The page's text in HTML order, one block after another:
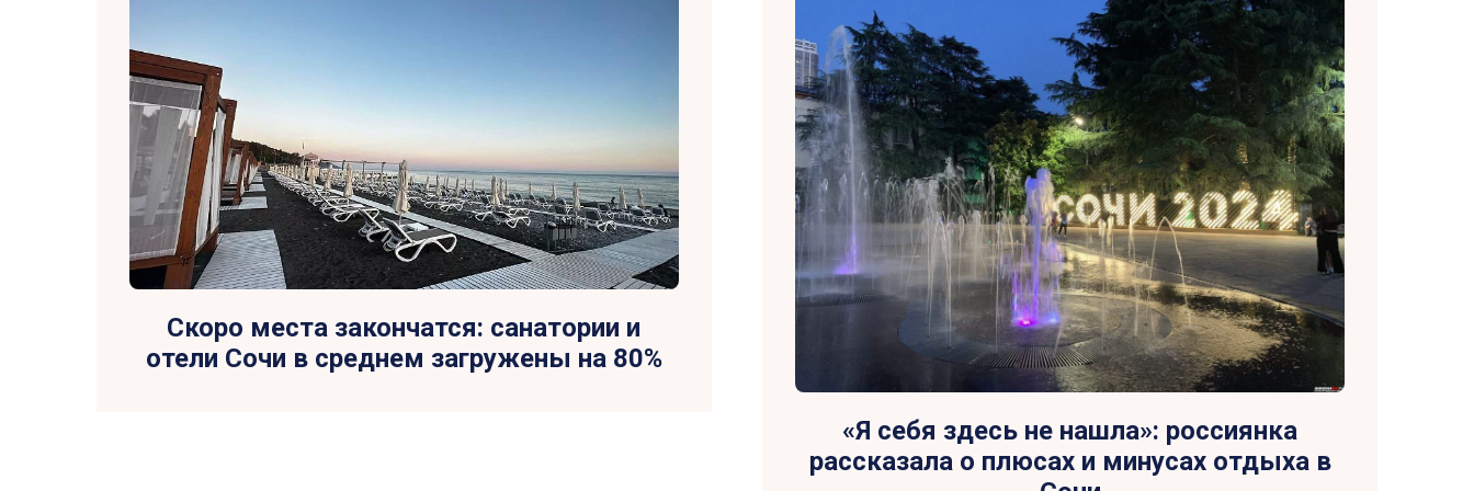
Скоро места закончатся: санатории и
отели Сочи в среднем загружены на 80%
«Я себя здесь не нашла»: россиянка
рассказала о плюсах и минусах отдыха в